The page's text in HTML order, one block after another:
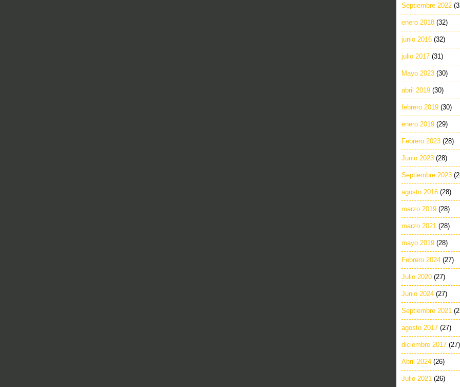
Septiembre 2022
enero 2018 (32)
junio 2016 (32)
julio 2017 (31)
Mayo 2023 (30)
abril 2019 (30)
febrero 2019 (30)
enero 2019 (29)
Febrero 2023 (28)
Junio 2023 (28)
Septiembre 2023
agosto 2016 (28)
marzo 2019 (28)
marzo 2021 (28)
mayo 2019 (28)
Febrero 2024 (27)
Julio 2020 (27)
Junio 2024 (27)
Septiembre 2021
agosto 2017 (27)
diciembre 2017 (27)
Abril 2024 (26)
Julio 2021 (26)